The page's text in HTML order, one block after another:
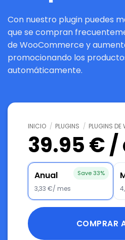
Con nuestro plugin puedes
que se compran
de WooCommerce y
promocionando los
automáticamente.
INICIO / PLUGINS / PLUGINS
39.95 € /
Save 33%
Anual
3,33 €/ mes
COMPRAR